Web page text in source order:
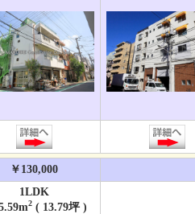
￥130,000
1LDK
2( 13.79坪 )